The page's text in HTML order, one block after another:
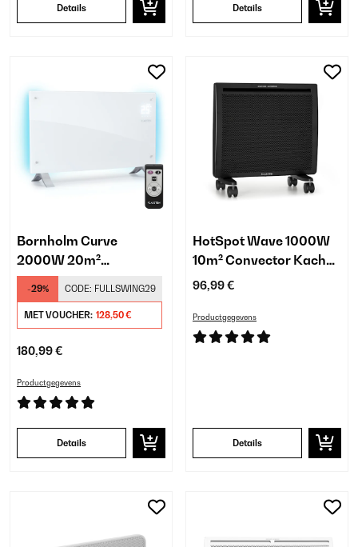
Details Details
Bornholm Curve
2000W 20m²
Convector Kachel met
Licht Wit
-29% CODE: FULLSWING29
MET VOUCHER: 128,50 €
180,99 €
Productgegevens
Details
HotSpot Wave 1000W
10m² Convector Kachel
Zwart
96,99 €
Productgegevens
Details